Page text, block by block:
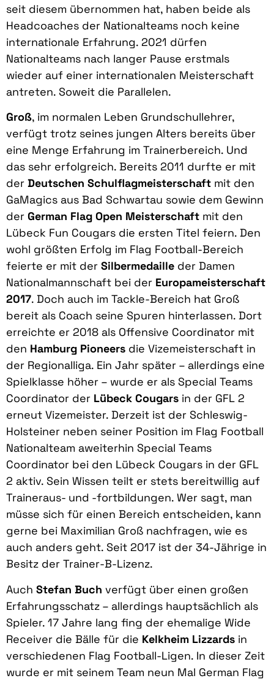
seit diesem übernommen hat, haben beide als
Headcoaches der Nationalteams noch keine
internationale Erfahrung. 2021 dürfen
Nationalteams nach langer Pause erstmals
wieder auf einer internationalen Meisterschaft
antreten. Soweit die Parallelen.
Groß, im normalen Leben Grundschullehrer,
verfügt trotz seines jungen Alters bereits über
eine Menge Erfahrung im Trainerbereich. Und
das sehr erfolgreich. Bereits 2011 durfte er mit
der Deutschen Schulflagmeisterschaft mit den
GaMagics aus Bad Schwartau sowie dem Gewinn
der German Flag Open Meisterschaft mit den
Lübeck Fun Cougars die ersten Titel feiern. Den
wohl größten Erfolg im Flag Football-Bereich
feierte er mit der Silbermedaille der Damen
Nationalmannschaft bei der Europameisterschaft
2017. Doch auch im Tackle-Bereich hat Groß
bereit als Coach seine Spuren hinterlassen. Dort
erreichte er 2018 als Offensive Coordinator mit
den Hamburg Pioneers die Vizemeisterschaft in
der Regionalliga. Ein Jahr später – allerdings eine
Spielklasse höher – wurde er als Special Teams
Coordinator der Lübeck Cougars in der GFL 2
erneut Vizemeister. Derzeit ist der Schleswig-
Holsteiner neben seiner Position im Flag Football
Nationalteam aweiterhin Special Teams
Coordinator bei den Lübeck Cougars in der GFL
2 aktiv. Sein Wissen teilt er stets bereitwillig auf
Traineraus- und -fortbildungen. Wer sagt, man
müsse sich für einen Bereich entscheiden, kann
gerne bei Maximilian Groß nachfragen, wie es
auch anders geht. Seit 2017 ist der 34-Jährige in
Besitz der Trainer-B-Lizenz.
Auch Stefan Buch verfügt über einen großen
Erfahrungsschatz – allerdings hauptsächlich als
Spieler. 17 Jahre lang fing der ehemalige Wide
Receiver die Bälle für die Kelkheim Lizzards in
verschiedenen Flag Football-Ligen. In dieser Zeit
wurde er mit seinem Team neun Mal German Flag